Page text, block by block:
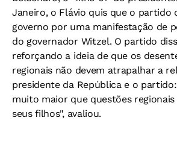
Janeiro, o Flávio quis que o partido
governo por uma manifestação de
do governador Witzel. O partido
reforçando a ideia de que os
regionais não devem atrapalhar a
presidente da República e o
muito maior que questões
seus filhos", avaliou.